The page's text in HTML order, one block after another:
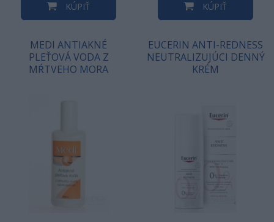
KÚPIŤ KÚPIŤ
MEDI ANTIAKNÉ
PLEŤOVÁ VODA Z
MŔTVEHO MORA
EUCERIN ANTI-REDNESS
NEUTRALIZUJÚCI DENNÝ
KRÉM